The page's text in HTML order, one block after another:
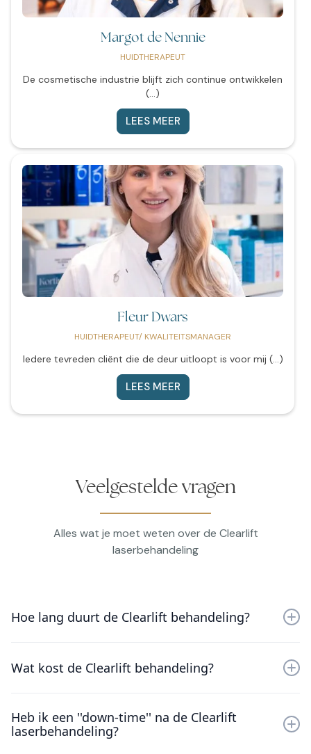
Margot de Nennie
HUIDTHERAPEUT
De cosmetische industrie blijft zich continue ontwikkelen
(...)
LEES MEER
Fleur Dwars
HUIDTHERAPEUT/ KWALITEITSMANAGER
Iedere tevreden cliënt die de deur uitloopt is voor mij (...)
LEES MEER
Veelgestelde vragen
Alles wat je moet weten over de Clearlift
laserbehandeling
Hoe lang duurt de Clearlift behandeling?
per zone. De zones die behandeld kunnen worden zijn
Wat kost de Clearlift behandeling?
laserbehandeling, of de Hydralift, verwijzen wij jou
naar onzeprijslijst.
Heb ik een ''down-time'' na de Clearlift
laserbehandeling?